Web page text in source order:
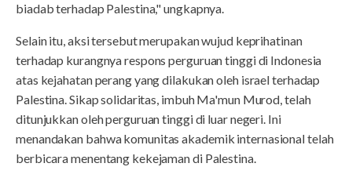
biadab terhadap Palestina," ungkapnya.
Selain itu, aksi tersebut merupakan wujud keprihatinan
terhadap kurangnya respons perguruan tinggi di Indonesia
atas kejahatan perang yang dilakukan oleh israel terhadap
Palestina. Sikap solidaritas, imbuh Ma'mun Murod, telah
ditunjukkan oleh perguruan tinggi di luar negeri. Ini
menandakan bahwa komunitas akademik internasional telah
berbicara menentang kekejaman di Palestina.